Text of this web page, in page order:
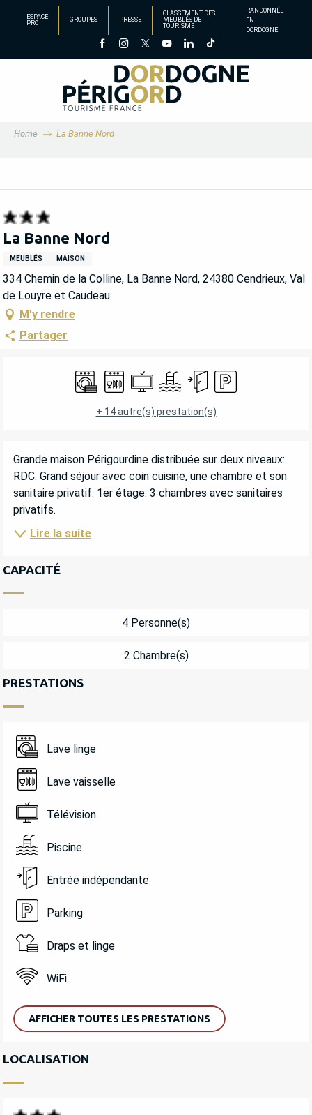
principal
ESPACE
PRO
GROUPES PRESSE
CLASSEMENT DES
MEUBLÉS DE
TOURISME
RANDONNÉE
EN
DORDOGNE
Home La Banne Nord
La Banne Nord
MEUBLÉS MAISON
334 Chemin de la Colline, La Banne Nord, 24380 Cendrieux, Val
de Louyre et Caudeau
M'y rendre
Partager
OUVERTURE ET COORDONNÉES
Lave lingeLave vaisselle
TélévisionPiscineEntrée indépendante
Parking
+ 14 autre(s) prestation(s)
DESCRIPTION
Grande maison Périgourdine distribuée sur deux niveaux:
RDC: Grand séjour avec coin cuisine, une chambre et son
sanitaire privatif. 1er étage: 3 chambres avec sanitaires
privatifs.
Lire la suite
CAPACITÉ
4 Personne(s)
2 Chambre(s)
PRESTATIONS
Lave linge
Lave vaisselle
Télévision
Piscine
Entrée indépendante
Parking
Draps et linge
WiFi
AFFICHER TOUTES LES PRESTATIONS
LOCALISATION